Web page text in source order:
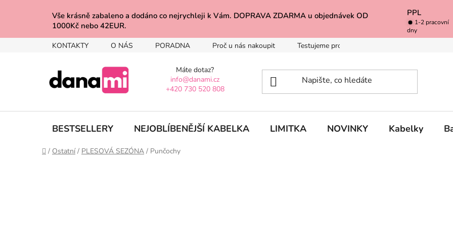
Vše krásně zabaleno a dodáno co nejrychleji k Vám. DOPRAVA ZDARMA u objednávek OD
1000Kč nebo 42EUR.
PPL
1-2 pracovní
dny
KONTAKTY O NÁS PORADNA Proč u nás nakoupit Testujeme pro Vás
Máte dotaz?
info@danami.cz
+420 730 520 808
BESTSELLERY NEJOBLÍBENĚJŠÍ KABELKA LIMITKA NOVINKY Kabelky
Domů
/ Ostatní / PLESOVÁ SEZÓNA / Punčochy